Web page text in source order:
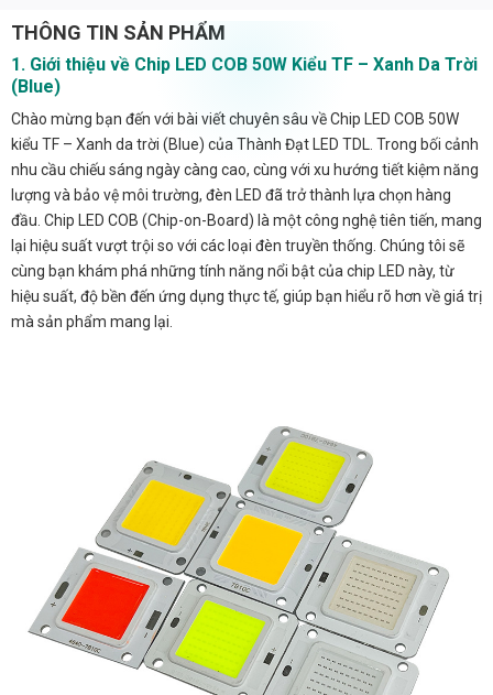
THÔNG TIN SẢN PHẨM
1. Giới thiệu về Chip LED COB 50W Kiểu TF – Xanh Da Trời
(Blue)
Chào mừng bạn đến với bài viết chuyên sâu về Chip LED COB 50W
kiểu TF – Xanh da trời (Blue) của Thành Đạt LED TDL. Trong bối cảnh
nhu cầu chiếu sáng ngày càng cao, cùng với xu hướng tiết kiệm năng
lượng và bảo vệ môi trường, đèn LED đã trở thành lựa chọn hàng
đầu. Chip LED COB (Chip-on-Board) là một công nghệ tiên tiến, mang
lại hiệu suất vượt trội so với các loại đèn truyền thống. Chúng tôi sẽ
cùng bạn khám phá những tính năng nổi bật của chip LED này, từ
hiệu suất, độ bền đến ứng dụng thực tế, giúp bạn hiểu rõ hơn về giá trị
mà sản phẩm mang lại.